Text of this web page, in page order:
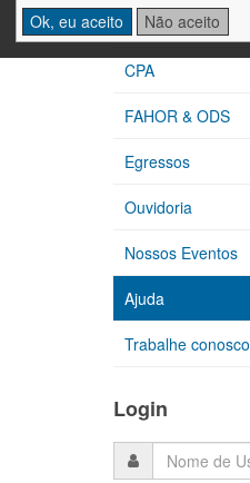
Ok, eu aceito
Não aceito
Núcleos de Apoio
CPA
FAHOR & ODS
Egressos
Ouvidoria
Nossos Eventos
Ajuda
Trabalhe conosco
Login